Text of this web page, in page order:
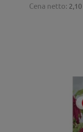
Cena netto: 2,10